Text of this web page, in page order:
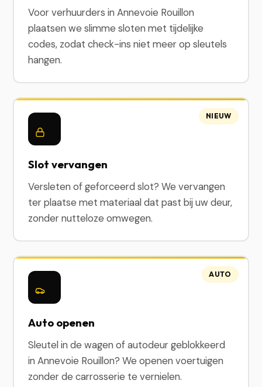
Voor verhuurders in Annevoie Rouillon
plaatsen we slimme sloten met tijdelijke
codes, zodat check-ins niet meer op sleutels
hangen.
Slot vervangen
Versleten of geforceerd slot? We vervangen
ter plaatse met materiaal dat past bij uw deur,
zonder nutteloze omwegen.
NIEUW
Auto openen
Sleutel in de wagen of autodeur geblokkeerd
in Annevoie Rouillon? We openen voertuigen
zonder de carrosserie te vernielen.
AUTO